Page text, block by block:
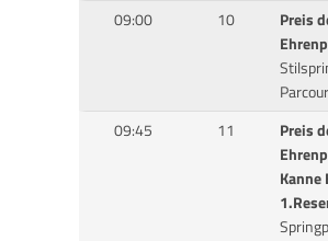
09:00
10
Preis
09:45 11
Preis